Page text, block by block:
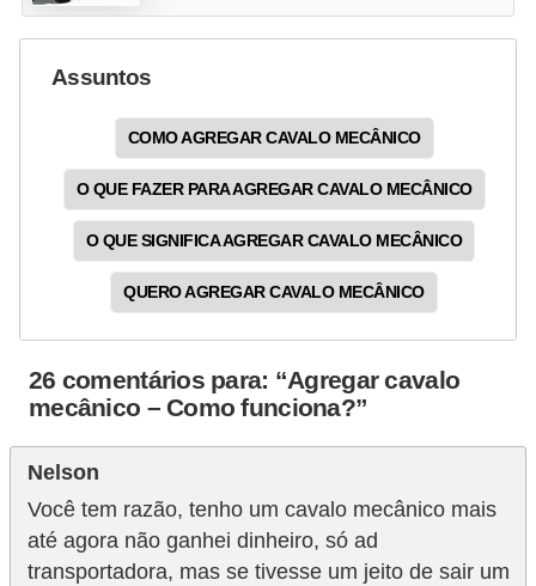
Assuntos
COMO AGREGAR CAVALO MECÂNICO
O QUE FAZER PARA AGREGAR CAVALO MECÂNICO
O QUE SIGNIFICA AGREGAR CAVALO MECÂNICO
QUERO AGREGAR CAVALO MECÂNICO
26 comentários para: “Agregar cavalo
mecânico – Como funciona?”
Nelson
Você tem razão, tenho um cavalo mecânico mais
até agora não ganhei dinheiro, só ad
transportadora, mas se tivesse um jeito de sair um
e
s
m
n
u
t
e